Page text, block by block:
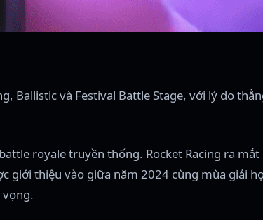
Ballistic và Festival Battle Stage, với lý do
royale truyền thống. Rocket Racing ra
thiệu vào giữa năm 2024 cùng mùa giải
vọng.